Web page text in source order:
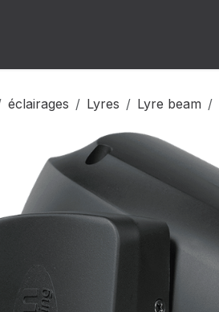
éclairages Lyres Lyre beam